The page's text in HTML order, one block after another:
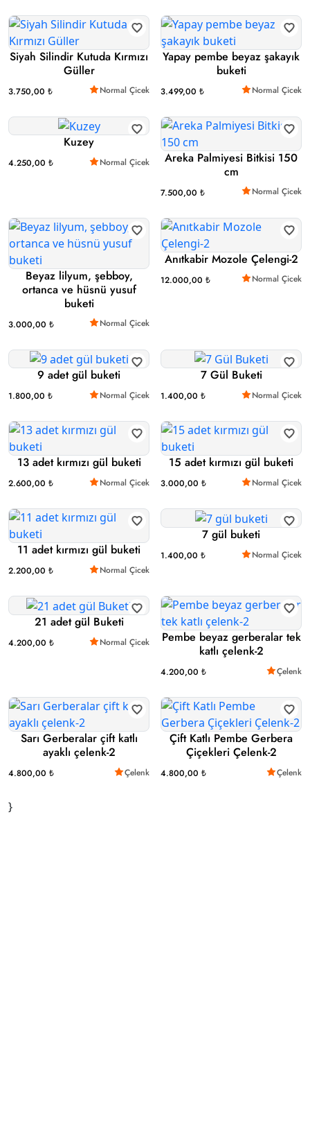
Siyah Silindir Kutuda Kırmızı
Güller
3.750,00 ₺ Normal Çicek
Yapay pembe beyaz şakayık
buketi
3.499,00 ₺ Normal Çicek
Kuzey
4.250,00 ₺ Normal Çicek
Areka Palmiyesi Bitkisi 150
cm
7.500,00 ₺ Normal Çicek
Beyaz lilyum, şebboy,
ortanca ve hüsnü yusuf
buketi
3.000,00 ₺ Normal Çicek
Anıtkabir Mozole Çelengi-2
12.000,00 ₺ Normal Çicek
9 adet gül buketi
1.800,00 ₺ Normal Çicek
7 Gül Buketi
1.400,00 ₺ Normal Çicek
13 adet kırmızı gül buketi
2.600,00 ₺ Normal Çicek
15 adet kırmızı gül buketi
3.000,00 ₺ Normal Çicek
11 adet kırmızı gül buketi
2.200,00 ₺ Normal Çicek
7 gül buketi
1.400,00 ₺ Normal Çicek
21 adet gül Buketi
4.200,00 ₺ Normal Çicek
Pembe beyaz gerberalar tek
katlı çelenk-2
4.200,00 ₺ Çelenk
Sarı Gerberalar çift katlı
ayaklı çelenk-2
4.800,00 ₺ Çelenk
Çift Katlı Pembe Gerbera
Çiçekleri Çelenk-2
4.800,00 ₺ Çelenk
}